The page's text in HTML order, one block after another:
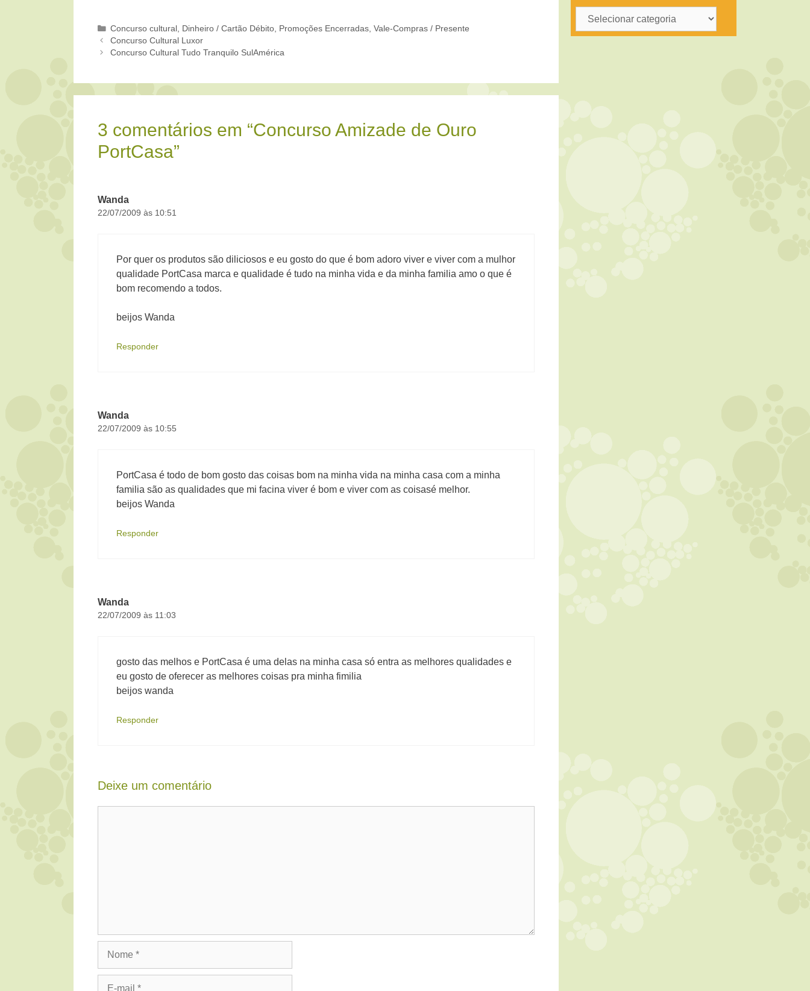
Categorias
Concurso cultural Dinheiro / Cartão Débito Promoções Encerradas ,Vale-Compras / Presente
Concurso Cultural Luxor
Concurso Cultural Tudo Tranquilo SulAmérica
3 comentários em “Concurso Amizade de Ouro
PortCasa”
Wanda
22/07/2009 às 10:51
Por quer os produtos são diliciosos e eu gosto do que é bom adoro viver e viver com a mulhor
qualidade PortCasa marca e qualidade é tudo na minha vida e da minha familia amo o que é
bom recomendo a todos.
beijos Wanda
Responder
Wanda
22/07/2009 às 10:55
PortCasa é todo de bom gosto das coisas bom na minha vida na minha casa com a minha
familia são as qualidades que mi facina viver é bom e viver com as coisasé melhor.
beijos Wanda
Responder
Wanda
22/07/2009 às 11:03
gosto das melhos e PortCasa é uma delas na minha casa só entra as melhores qualidades e
eu gosto de oferecer as melhores coisas pra minha fimilia
beijos wanda
Responder
Deixe um comentário
Promoções
por